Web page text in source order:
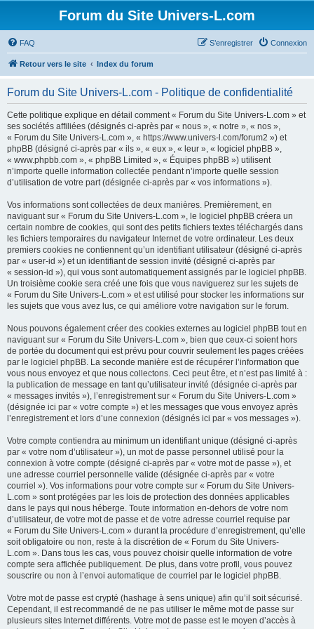
Forum du Site Univers-L.com
FAQ Connexion
S’enregistrer
Retour vers le site Index du forum
Forum du Site Univers-L.com - Politique de confidentialité
Cette politique explique en détail comment « Forum du Site Univers-L.com » et
ses sociétés affiliées (désignés ci-après par « nous », « notre », « nos »,
« Forum du Site Univers-L.com », « https://www.univers-l.com/forum2 ») et
phpBB (désigné ci-après par « ils », « eux », « leur », « logiciel phpBB »,
« www.phpbb.com », « phpBB Limited », « Équipes phpBB ») utilisent
n’importe quelle information collectée pendant n’importe quelle session
d’utilisation de votre part (désignée ci-après par « vos informations »).
Vos informations sont collectées de deux manières. Premièrement, en
naviguant sur « Forum du Site Univers-L.com », le logiciel phpBB créera un
certain nombre de cookies, qui sont des petits fichiers textes téléchargés dans
les fichiers temporaires du navigateur Internet de votre ordinateur. Les deux
premiers cookies ne contiennent qu’un identifiant utilisateur (désigné ci-après
par « user-id ») et un identifiant de session invité (désigné ci-après par
« session-id »), qui vous sont automatiquement assignés par le logiciel phpBB.
Un troisième cookie sera créé une fois que vous naviguerez sur les sujets de
« Forum du Site Univers-L.com » et est utilisé pour stocker les informations sur
les sujets que vous avez lus, ce qui améliore votre navigation sur le forum.
Nous pouvons également créer des cookies externes au logiciel phpBB tout en
naviguant sur « Forum du Site Univers-L.com », bien que ceux-ci soient hors
de portée du document qui est prévu pour couvrir seulement les pages créées
par le logiciel phpBB. La seconde manière est de récupérer l’information que
vous nous envoyez et que nous collectons. Ceci peut être, et n’est pas limité à :
la publication de message en tant qu’utilisateur invité (désignée ci-après par
« messages invités »), l’enregistrement sur « Forum du Site Univers-L.com »
(désignée ici par « votre compte ») et les messages que vous envoyez après
l’enregistrement et lors d’une connexion (désignés ici par « vos messages »).
Votre compte contiendra au minimum un identifiant unique (désigné ci-après
par « votre nom d’utilisateur »), un mot de passe personnel utilisé pour la
connexion à votre compte (désigné ci-après par « votre mot de passe »), et
une adresse courriel personnelle valide (désignée ci-après par « votre
courriel »). Vos informations pour votre compte sur « Forum du Site Univers-
L.com » sont protégées par les lois de protection des données applicables
dans le pays qui nous héberge. Toute information en-dehors de votre nom
d’utilisateur, de votre mot de passe et de votre adresse courriel requise par
« Forum du Site Univers-L.com » durant la procédure d’enregistrement, qu’elle
soit obligatoire ou non, reste à la discrétion de « Forum du Site Univers-
L.com ». Dans tous les cas, vous pouvez choisir quelle information de votre
compte sera affichée publiquement. De plus, dans votre profil, vous pouvez
souscrire ou non à l’envoi automatique de courriel par le logiciel phpBB.
Votre mot de passe est crypté (hashage à sens unique) afin qu’il soit sécurisé.
Cependant, il est recommandé de ne pas utiliser le même mot de passe sur
plusieurs sites Internet différents. Votre mot de passe est le moyen d’accès à